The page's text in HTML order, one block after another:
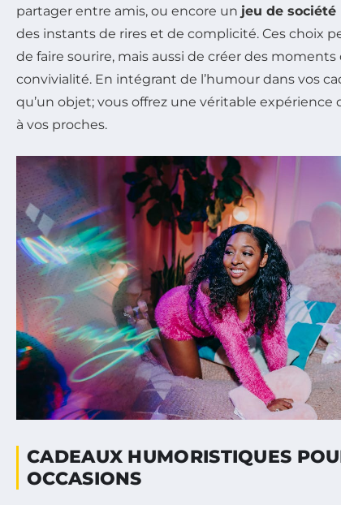
partager entre amis, ou encore un jeu de
des instants de rires et de complicité. Ces choix
de faire sourire, mais aussi de créer des moments
convivialité. En intégrant de l’humour dans vos
qu’un objet; vous offrez une véritable expérience
à vos proches.
CADEAUX HUMORISTIQUES
OCCASIONS